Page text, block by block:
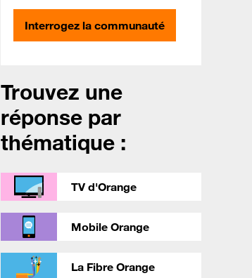
Interrogez la communauté
Trouvez une
réponse par
thématique :
TV d'Orange
Mobile Orange
La Fibre Orange